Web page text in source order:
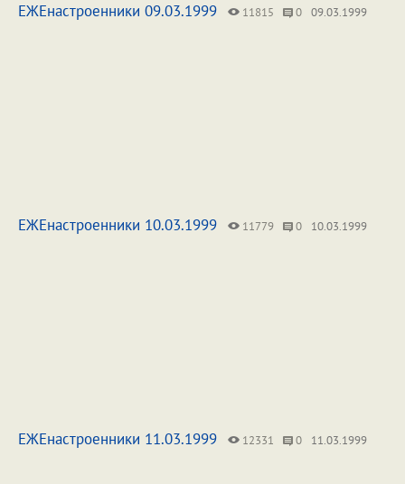
ЕЖЕнастроенники 09.03.1999 11815 0 09.03.1999
ЕЖЕнастроенники 10.03.1999 11779 0 10.03.1999
ЕЖЕнастроенники 11.03.1999 12331 0 11.03.1999